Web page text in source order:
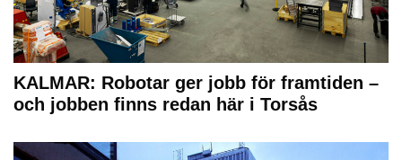
KALMAR: Robotar ger jobb för framtiden –
och jobben finns redan här i Torsås